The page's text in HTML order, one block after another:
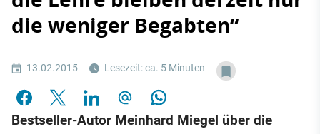
die weniger Begabten“
13.02.2015 Lesezeit: ca. 5 Minuten
Bestseller-Autor Meinhard Miegel über die